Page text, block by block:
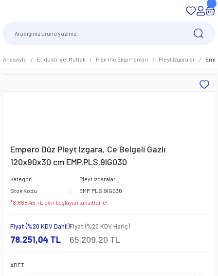
Anasayfa Endüstriyel Mutfak Pişirme Ekipmanları Pleyt Izgaralar
Empero Düz Pleyt Izgara, Ce Belgeli Gazlı
120x90x30 cm EMP.PLS.9IG030
Kategori
Pleyt Izgaralar
Stok Kodu
EMP.PLS.9IG030
*8.868,45 TL den başlayan taksitlerle!
Fiyat (%20 KDV Dahil)
78.251,04 TL
Fiyat (%20 KDV Hariç)
65.209,20 TL
ADET: